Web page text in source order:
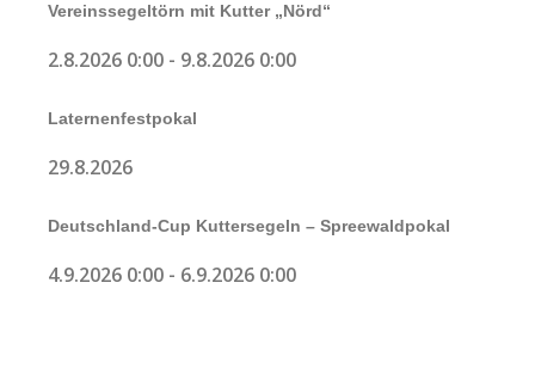
Vereinssegeltörn mit Kutter „Nörd“
2.8.2026 0:00 - 9.8.2026 0:00
Laternenfestpokal
29.8.2026
Deutschland-Cup Kuttersegeln – Spreewaldpokal
4.9.2026 0:00 - 6.9.2026 0:00